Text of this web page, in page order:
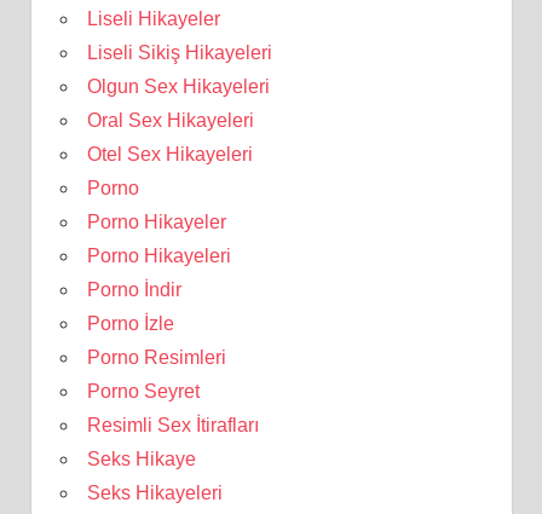
Liseli Hikayeler
Liseli Sikiş Hikayeleri
Olgun Sex Hikayeleri
Oral Sex Hikayeleri
Otel Sex Hikayeleri
Porno
Porno Hikayeler
Porno Hikayeleri
Porno İndir
Porno İzle
Porno Resimleri
Porno Seyret
Resimli Sex İtirafları
Seks Hikaye
Seks Hikayeleri